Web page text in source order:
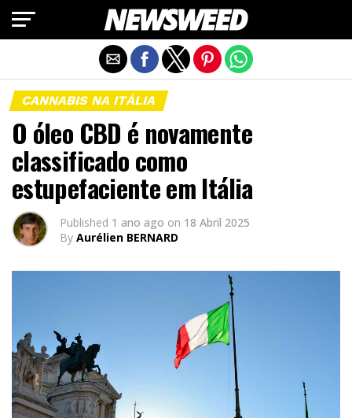
CANNABIS NA ITÁLIA
O óleo CBD é novamente
classificado como
estupefaciente em Itália
Published 1 ano ago on 18 Abril 2025
By Aurélien BERNARD
Exit mobile version